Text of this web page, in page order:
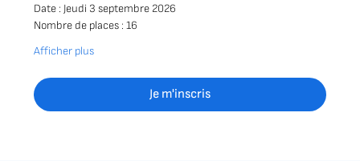
Date : Jeudi 3 septembre 2026
Nombre de places : 16
Afficher plus
Je m'inscris